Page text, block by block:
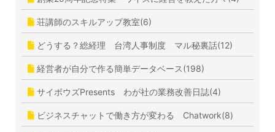
荘講師のスキルアップ教室(6)
どうする？総経理 台湾人事制度 マル秘裏話(12)
経営者が自分で作る簡単データベース(198)
サイボウズPresents わが社の業務改善日誌(4)
ビジネスチャットで働き方が変わる Chatwork(8)